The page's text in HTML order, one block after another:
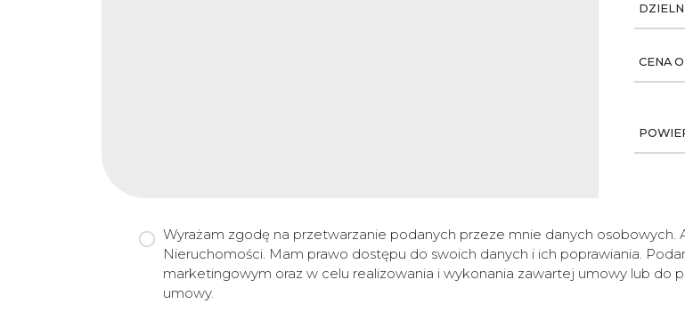
CENA
Wyrażam zgodę na przetwarzanie podanych przeze mnie danych
Nieruchomości. Mam prawo dostępu do swoich danych i ich poprawiania.
marketingowym oraz w celu realizowania i wykonania zawartej umowy lub do
umowy.